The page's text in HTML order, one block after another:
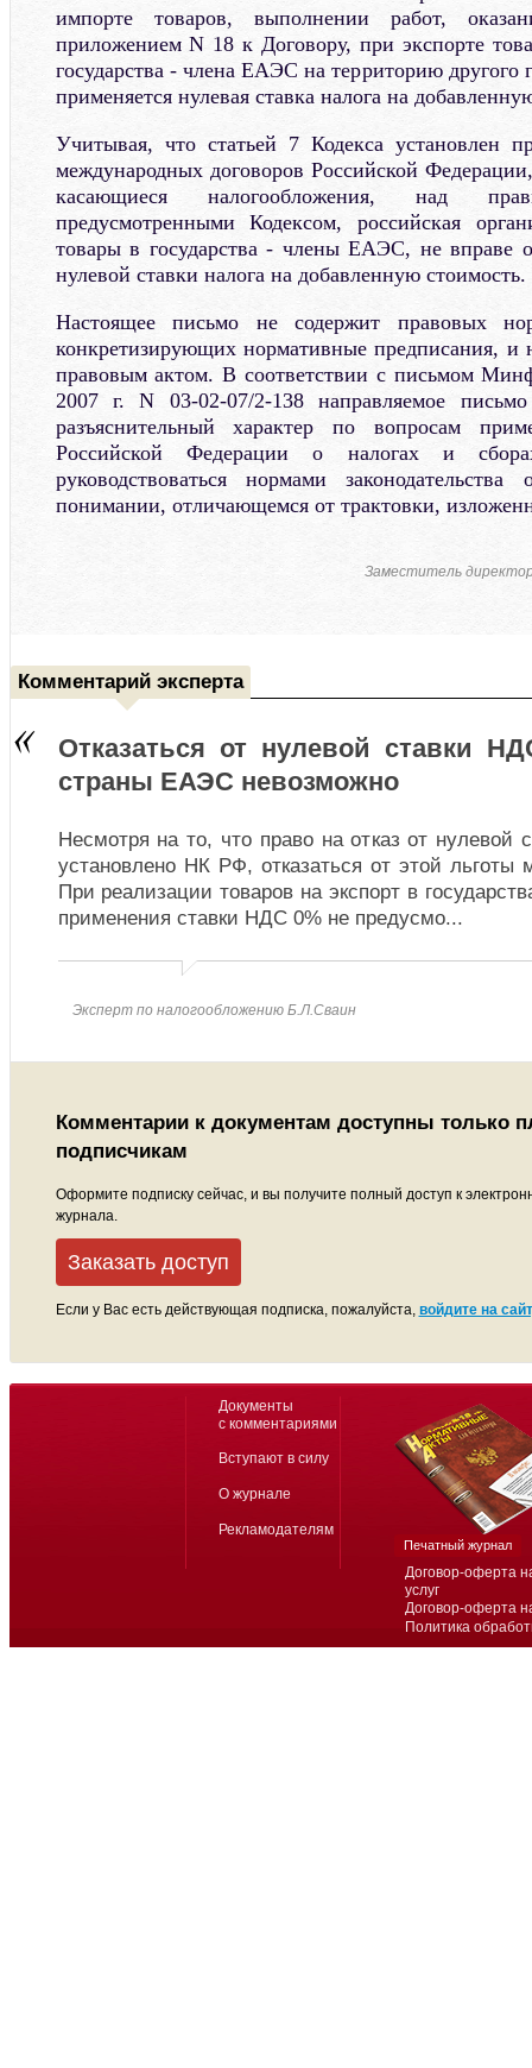
импорте товаров, выполнении работ,
приложением N 18 к Договору, при экспорте
государства - члена ЕАЭС на территорию другого
применяется нулевая ставка налога на
Учитывая, что статьей 7 Кодекса установлен
международных договоров Российской
касающиеся налогообложения, над
предусмотренными Кодексом, российская
товары в государства - члены ЕАЭС, не вправе
нулевой ставки налога на добавленную стоимость.
Настоящее письмо не содержит правовых
конкретизирующих нормативные предписания, и
правовым актом. В соответствии с письмом
2007 г. N 03-02-07/2-138 направляемое
разъяснительный характер по вопросам
Российской Федерации о налогах и
руководствоваться нормами
понимании, отличающемся от трактовки,
Заместитель
Комментарий эксперта
Отказаться от нулевой ставки
страны ЕАЭС невозможно
Несмотря на то, что право на отказ от нулевой
установлено НК РФ, отказаться от этой льготы
При реализации товаров на экспорт в
применения ставки НДС 0% не предусмо...
Эксперт по налогообложению Б.Л.Сваин
Комментарии к документам доступны только
подписчикам
Оформите подписку сейчас, и вы получите полный доступ к
журнала.
Заказать доступ
Если у Вас есть действующая подписка, пожалуйста, войдите на
Договор-оферта
услуг
Договор-оферта
Политика
Документы
с комментариями
Вступают в силу
О журнале
Рекламодателям
Печатный журнал